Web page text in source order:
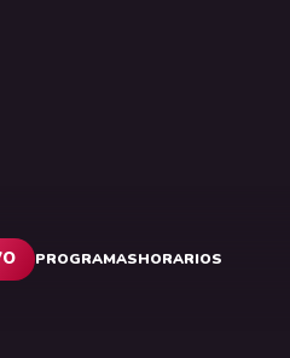
PROGRAMASHORARIOS